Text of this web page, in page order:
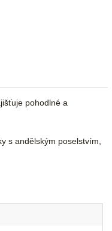
pohodlné a
s andělským poselstvím,